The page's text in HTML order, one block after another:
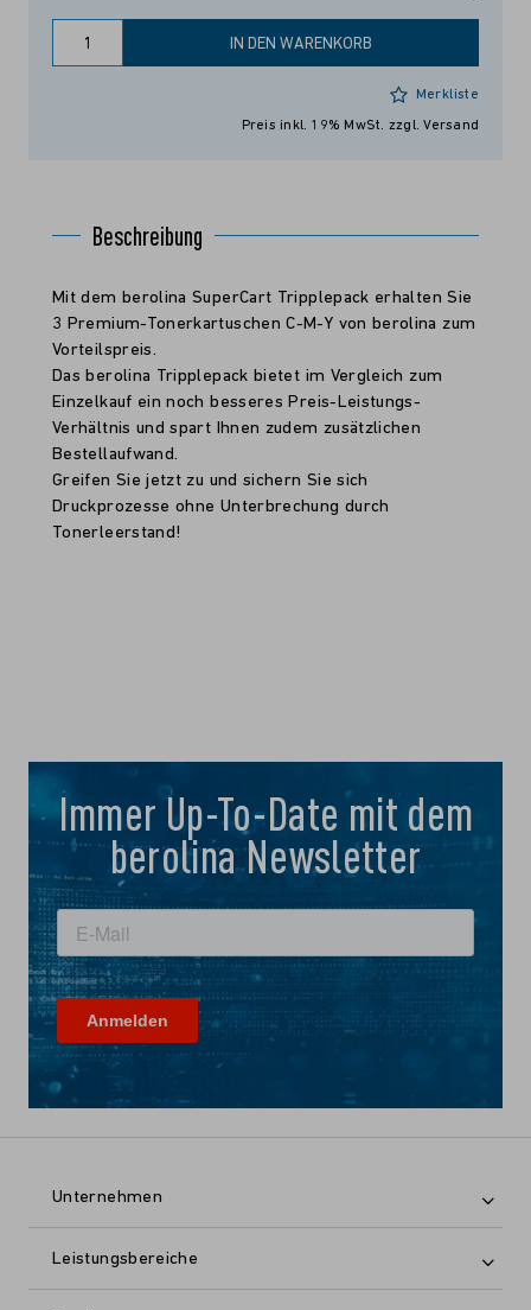
IN DEN WARENKORB
Merkliste
Preis inkl. 19% MwSt. zzgl. Versand
Beschreibung
Mit dem berolina SuperCart Tripplepack erhalten Sie
3 Premium-Tonerkartuschen C-M-Y von berolina zum
Vorteilspreis.
Das berolina Tripplepack bietet im Vergleich zum
Einzelkauf ein noch besseres Preis-Leistungs-
Verhältnis und spart Ihnen zudem zusätzlichen
Bestellaufwand.
Greifen Sie jetzt zu und sichern Sie sich
Druckprozesse ohne Unterbrechung durch
Tonerleerstand!
Immer Up-To-Date mit dem
berolina Newsletter
Unternehmen
Leistungsbereiche